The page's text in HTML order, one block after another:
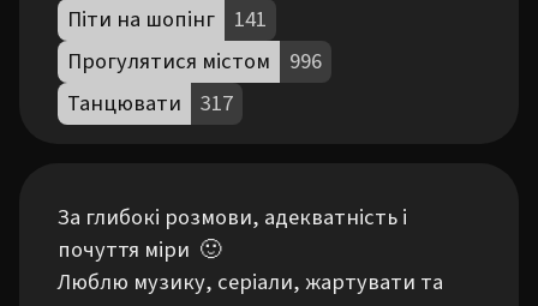
Піти на шопінг
141
Прогулятися містом
996
Танцювати
317
За глибокі розмови, адекватність і
почуття міри  🙂
Люблю музику, серіали, жартувати та